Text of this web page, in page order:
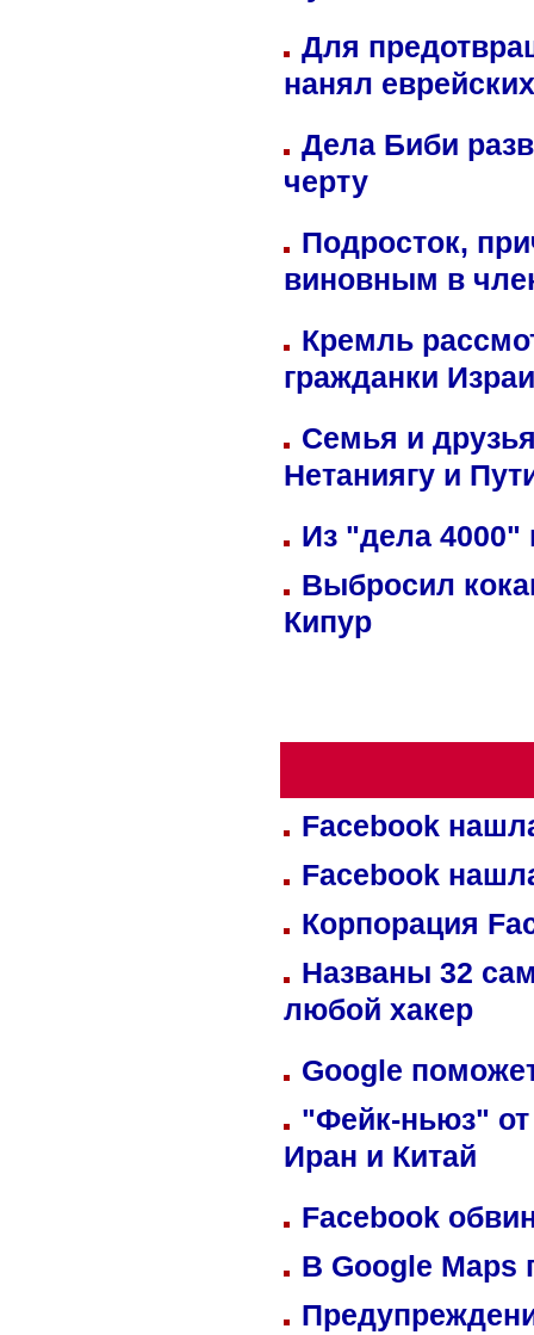
Для
нанял
Дела Биби
черту
Подросток,
виновным в
Кремль
гражданки
Семья и
Нетаниягу и
Из "дела 4000"
Выбросил
Кипур
Facebook
Facebook
Корпорация
Названы 32
любой хакер
Google
"Фейк-ньюз" от
Иран и Китай
Facebook
В Google Maps